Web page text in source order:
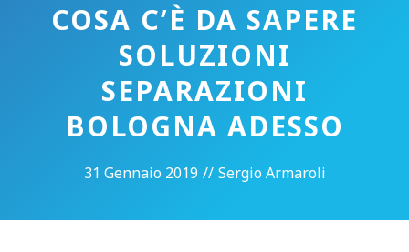
COSA C’È DA SAPERE
SOLUZIONI
SEPARAZIONI
BOLOGNA ADESSO
31 Gennaio 2019 // Sergio Armaroli